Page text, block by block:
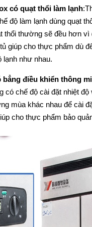
có quạt thổi làm lạnh
độ làm lạnh dùng quạt
thổi thường sẽ đều hơn vì
giúp cho thực phẩm dù
lạnh như nhau.
bẳng điều khiển thông
có chế độ cài đặt nhiệt độ
mùa khác nhau để cài
cho thực phẩm bảo